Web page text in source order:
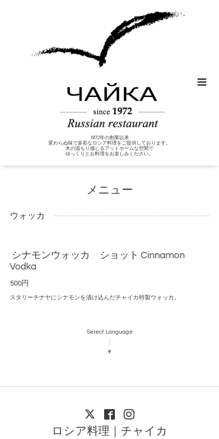
1972年の創業以来
変わらぬ味で多彩なロシア料理をご提供しております。
木の温もり感じるアットホームな空間で
ゆっくりとお料理をお楽しみください。
メニュー
ウォッカ
シナモンウォッカ ショット Cinnamon
Vodka
500円
スタリーチナヤにシナモンを漬け込んだチャイカ特製ウォッカ。
Select Language
▼
ロシア料理｜チャイカ